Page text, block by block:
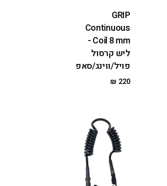
GRIP
Continuous
Coil 8 mm -
ליש קרסול
פויל/ווינג/סאפ
₪ 220